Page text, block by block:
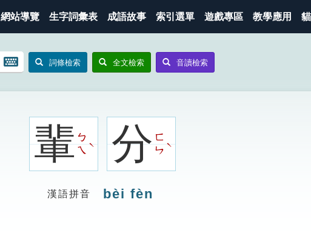
網站導覽 生字詞彙表 成語故事 索引選單 遊戲專區 教學應用
開
鍵
詞條檢索 全文檢索 音讀檢索
輩ㄅ
ㄟ
ˋ 分ㄈ
ㄣ
ˋ
漢語拼音 bèi fèn